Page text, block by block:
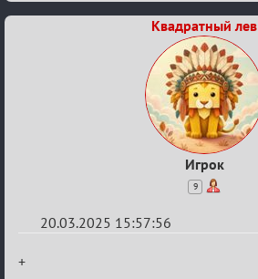
Квадратный лев
Игрок
9
20.03.2025 15:57:56
Re:
+